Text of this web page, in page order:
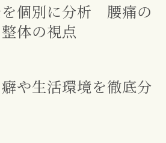
個別に分析 腰痛の
体の視点
や生活環境を徹底分